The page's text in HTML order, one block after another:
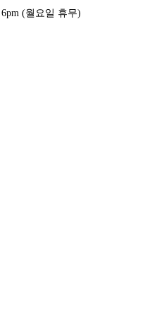
(월요일 휴무)